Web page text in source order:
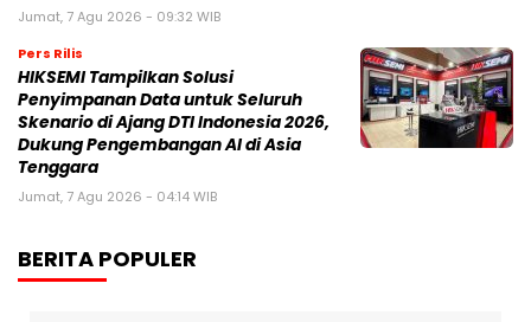
Jumat, 7 Agu 2026 - 09:32 WIB
Pers Rilis
HIKSEMI Tampilkan Solusi
Penyimpanan Data untuk Seluruh
Skenario di Ajang DTI Indonesia 2026,
Dukung Pengembangan AI di Asia
Tenggara
Jumat, 7 Agu 2026 - 04:14 WIB
BERITA POPULER